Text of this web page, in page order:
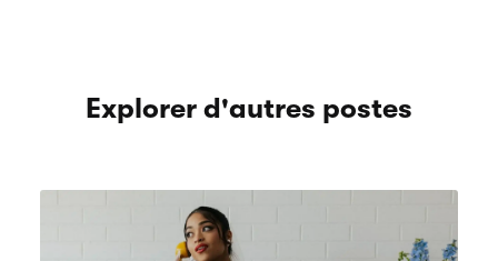
Explorer d'autres postes